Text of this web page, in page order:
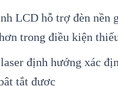
LCD hỗ trợ đèn nền
trong điều kiện
định hướng xác đ
tắt được